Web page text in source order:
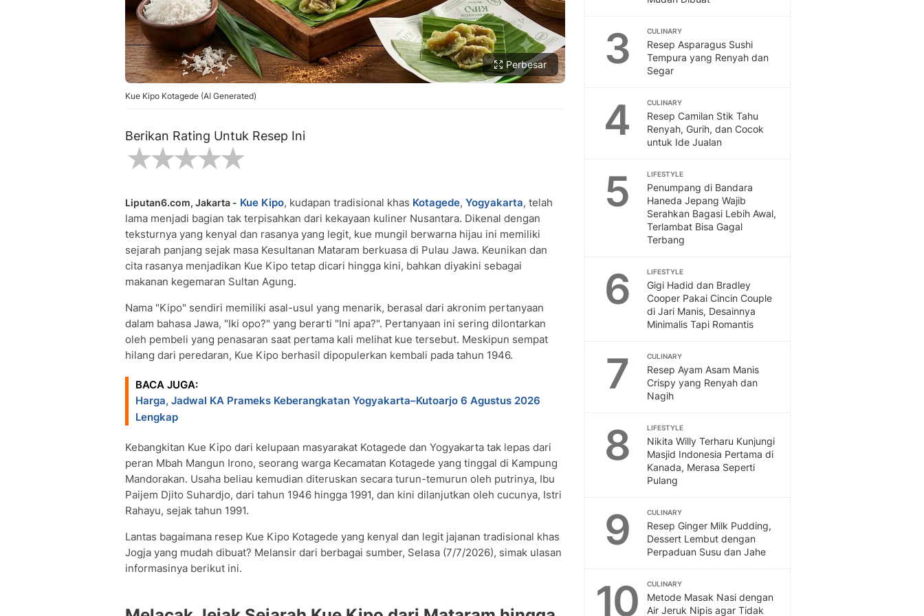
Perbesar
Kue Kipo Kotagede (AI Generated)
Berikan Rating Untuk Resep Ini
SUBMIT REVIEW
Liputan6.com, Jakarta - Kue Kipo, kudapan tradisional khas Kotagede, Yogyakarta, telah
lama menjadi bagian tak terpisahkan dari kekayaan kuliner Nusantara. Dikenal dengan
teksturnya yang kenyal dan rasanya yang legit, kue mungil berwarna hijau ini memiliki
sejarah panjang sejak masa Kesultanan Mataram berkuasa di Pulau Jawa. Keunikan dan
cita rasanya menjadikan Kue Kipo tetap dicari hingga kini, bahkan diyakini sebagai
makanan kegemaran Sultan Agung.
Nama "Kipo" sendiri memiliki asal-usul yang menarik, berasal dari akronim pertanyaan
dalam bahasa Jawa, "Iki opo?" yang berarti "Ini apa?". Pertanyaan ini sering dilontarkan
oleh pembeli yang penasaran saat pertama kali melihat kue tersebut. Meskipun sempat
hilang dari peredaran, Kue Kipo berhasil dipopulerkan kembali pada tahun 1946.
BACA JUGA:
Harga, Jadwal KA Prameks Keberangkatan Yogyakarta–Kutoarjo 6 Agustus 2026
Lengkap
Kebangkitan Kue Kipo dari kelupaan masyarakat Kotagede dan Yogyakarta tak lepas dari
peran Mbah Mangun Irono, seorang warga Kecamatan Kotagede yang tinggal di Kampung
Mandorakan. Usaha beliau kemudian diteruskan secara turun-temurun oleh putrinya, Ibu
Paijem Djito Suhardjo, dari tahun 1946 hingga 1991, dan kini dilanjutkan oleh cucunya, Istri
Rahayu, sejak tahun 1991.
Lantas bagaimana resep Kue Kipo Kotagede yang kenyal dan legit jajanan tradisional khas
Jogja yang mudah dibuat? Melansir dari berbagai sumber, Selasa (7/7/2026), simak ulasan
informasinya berikut ini.
3 CULINARY
Resep Asparagus Sushi
Tempura yang Renyah dan
Segar
4 CULINARY
Resep Camilan Stik Tahu
Renyah, Gurih, dan Cocok
untuk Ide Jualan
5 LIFESTYLE
Penumpang di Bandara
Haneda Jepang Wajib
Serahkan Bagasi Lebih Awal,
Terlambat Bisa Gagal
Terbang
6 LIFESTYLE
Gigi Hadid dan Bradley
Cooper Pakai Cincin Couple
di Jari Manis, Desainnya
Minimalis Tapi Romantis
7 CULINARY
Resep Ayam Asam Manis
Crispy yang Renyah dan
Nagih
8 LIFESTYLE
Nikita Willy Terharu Kunjungi
Masjid Indonesia Pertama di
Kanada, Merasa Seperti
Pulang
9 CULINARY
Resep Ginger Milk Pudding,
Dessert Lembut dengan
Perpaduan Susu dan Jahe
10 CULINARY
Metode Masak Nasi dengan
Air Jeruk Nipis agar Tidak